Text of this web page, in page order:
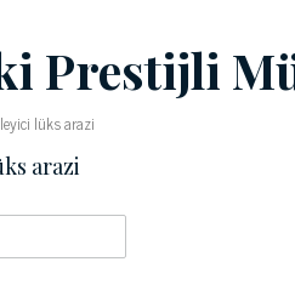
Prestijli
lüks arazi
arazi